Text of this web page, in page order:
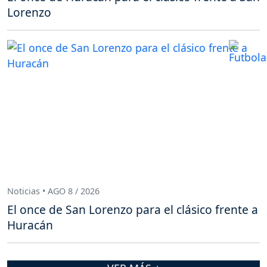
Lorenzo
Noticias • AGO 8 / 2026
El once de San Lorenzo para el clásico frente a
Huracán